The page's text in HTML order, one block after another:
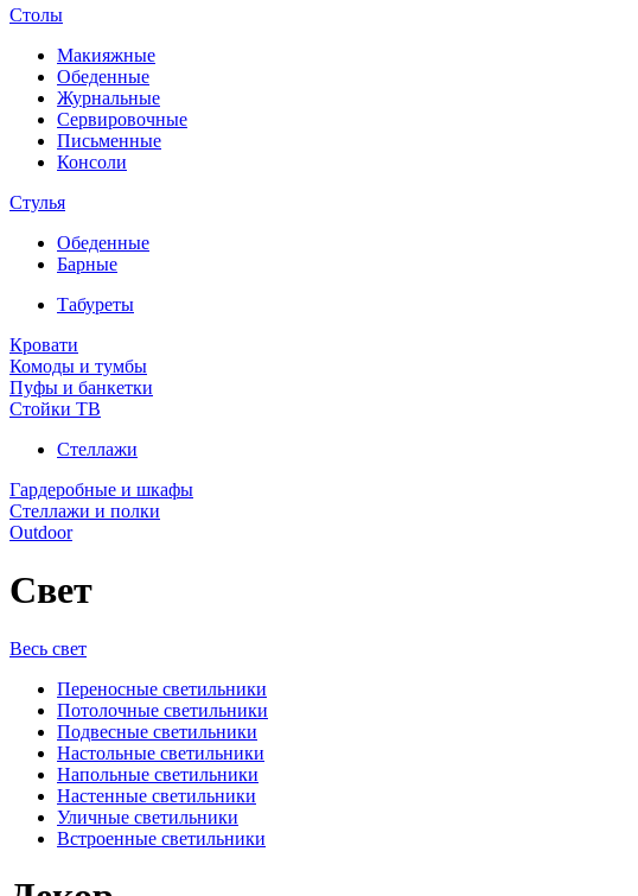
Столы
Макияжные
Обеденные
Журнальные
Сервировочные
Письменные
Консоли
Стулья
Обеденные
Барные
Табуреты
Кровати
Комоды и тумбы
Пуфы и банкетки
Стойки ТВ
Стеллажи
Гардеробные и шкафы
Стеллажи и полки
Outdoor
Свет
Весь свет
Переносные светильники
Потолочные светильники
Подвесные светильники
Настольные светильники
Напольные светильники
Настенные светильники
Уличные светильники
Встроенные светильники